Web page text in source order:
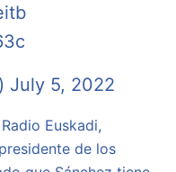
July 5, 2022
Euskadi,
de los